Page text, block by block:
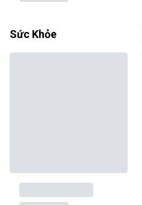
Sức Khỏe